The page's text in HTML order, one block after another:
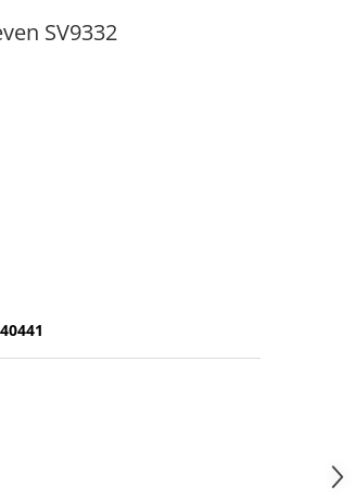
SV9332